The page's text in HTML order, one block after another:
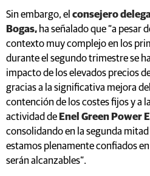
Sin embargo, el consejero
Bogas, ha señalado que “a pesar
contexto muy complejo en los
durante el segundo trimestre se
impacto de los elevados precios
gracias a la significativa mejora
contención de los costes fijos y a
actividad de Enel Green Power
consolidando en la segunda
estamos plenamente confiados
serán alcanzables”.